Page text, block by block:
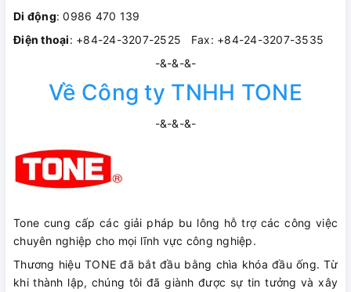
Di động: 0986 470 139
Điện thoại: +84-24-3207-2525 Fax: +84-24-3207-3535
-&-&-&-
Về Công ty TNHH TONE
-&-&-&-
Tone cung cấp các giải pháp bu lông hỗ trợ các công việc
chuyên nghiệp cho mọi lĩnh vực công nghiệp.
Thương hiệu TONE đã bắt đầu bằng chìa khóa đầu ống. Từ
khi thành lập, chúng tôi đã giành được sự tin tưởng và xây